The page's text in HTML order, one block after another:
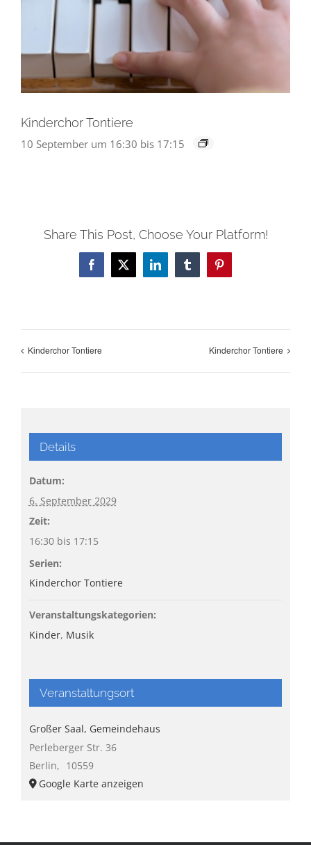
Kinderchor Tontiere
10 September um 16:30 bis 17:15
Share This Post, Choose Your Platform!
Facebook
X LinkedInTumblrPinterest
Kinderchor Tontiere Kinderchor Tontiere
Details
Datum:
6. September 2029
Zeit:
16:30 bis 17:15
Serien:
Kinderchor Tontiere
Veranstaltungskategorien:
Kinder, Musik
Veranstaltungsort
Großer Saal, Gemeindehaus
Perleberger Str. 36
Berlin, 10559
Google Karte anzeigen